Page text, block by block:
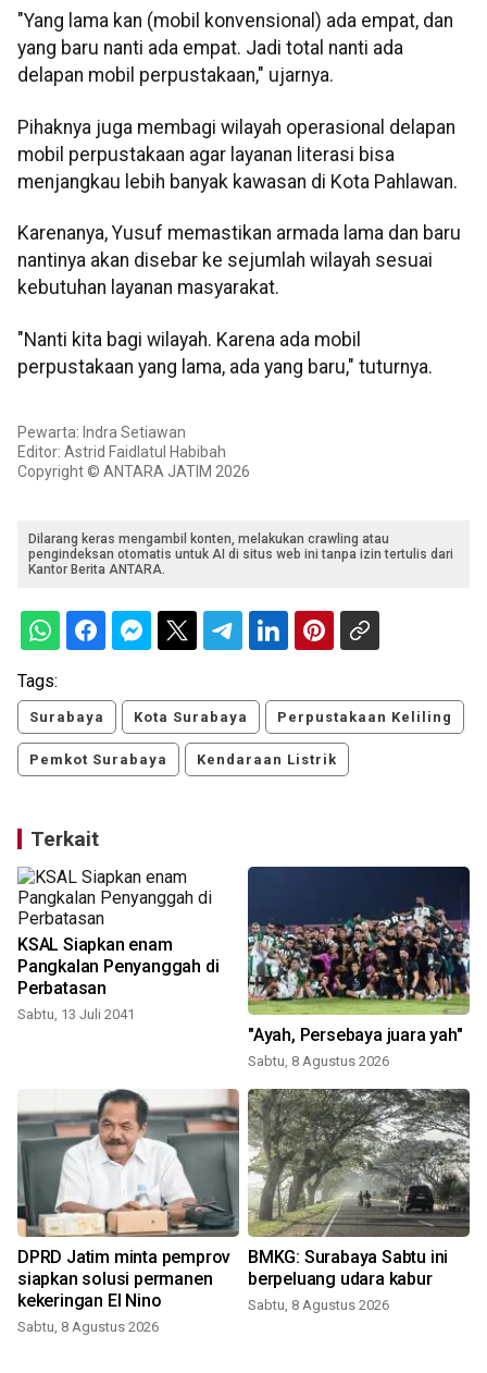
"Yang lama kan (mobil konvensional) ada empat, dan
yang baru nanti ada empat. Jadi total nanti ada
delapan mobil perpustakaan," ujarnya.
Pihaknya juga membagi wilayah operasional delapan
mobil perpustakaan agar layanan literasi bisa
menjangkau lebih banyak kawasan di Kota Pahlawan.
Karenanya, Yusuf memastikan armada lama dan baru
nantinya akan disebar ke sejumlah wilayah sesuai
kebutuhan layanan masyarakat.
"Nanti kita bagi wilayah. Karena ada mobil
perpustakaan yang lama, ada yang baru," tuturnya.
Pewarta: Indra Setiawan
Editor: Astrid Faidlatul Habibah
Copyright © ANTARA JATIM 2026
Dilarang keras mengambil konten, melakukan crawling atau
pengindeksan otomatis untuk AI di situs web ini tanpa izin tertulis dari
Kantor Berita ANTARA.
Tags:
Surabaya Kota Surabaya Perpustakaan Keliling
Pemkot Surabaya Kendaraan Listrik
Terkait
KSAL Siapkan enam
Pangkalan Penyanggah di
Perbatasan
Sabtu, 13 Juli 2041
"Ayah, Persebaya juara yah"
Sabtu, 8 Agustus 2026
DPRD Jatim minta pemprov
siapkan solusi permanen
kekeringan El Nino
Sabtu, 8 Agustus 2026
BMKG: Surabaya Sabtu ini
berpeluang udara kabur
Sabtu, 8 Agustus 2026